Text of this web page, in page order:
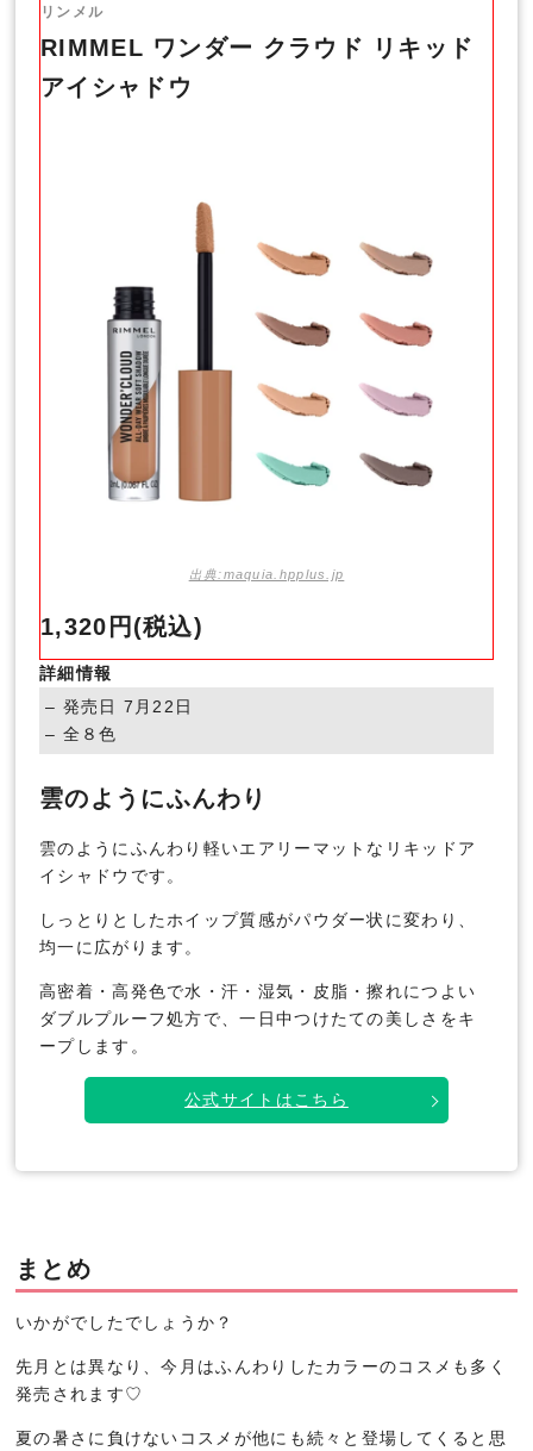
リンメル
RIMMEL ワンダー クラウド リキッド
アイシャドウ
出典:maquia.hpplus.jp
1,320円(税込)
詳細情報
– 発売日 7月22日
– 全８色
雲のようにふんわり
雲のようにふんわり軽いエアリーマットなリキッドア
イシャドウです。
しっとりとしたホイップ質感がパウダー状に変わり、
均一に広がります。
高密着・高発色で水・汗・湿気・皮脂・擦れにつよい
ダブルプルーフ処方で、一日中つけたての美しさをキ
ープします。
公式サイトはこちら
まとめ
いかがでしたでしょうか？
先月とは異なり、今月はふんわりしたカラーのコスメも多く
発売されます♡
夏の暑さに負けないコスメが他にも続々と登場してくると思